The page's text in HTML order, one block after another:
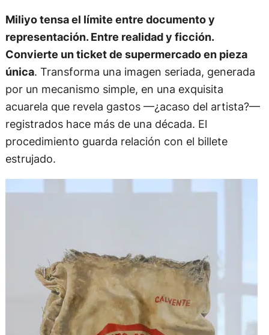
Miliyo tensa el límite entre documento y
representación. Entre realidad y ficción.
Convierte un ticket de supermercado en pieza
única. Transforma una imagen seriada, generada
por un mecanismo simple, en una exquisita
acuarela que revela gastos —¿acaso del artista?—
registrados hace más de una década. El
procedimiento guarda relación con el billete
estrujado.